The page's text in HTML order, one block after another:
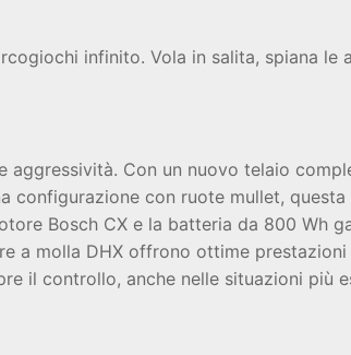
infinito. Vola in salita, spiana le
Con un nuovo telaio
configurazione con ruote mullet,
Bosch CX e la batteria da 800 Wh
a molla DHX offrono ottime prestazioni
il controllo, anche nelle situazioni più